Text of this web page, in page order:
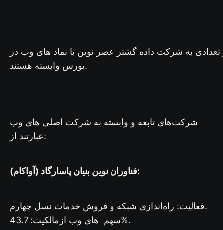
به شرکت داده گشتر عصر نوین با نماد های وب در
بورس وابسته هستند.
شرکت‌های تابعه و وابسته به شرکت اصلی های وب
عبارتند از:
فناوران نوین بنیان پاسارگاد (آواکام):
فعالیت: راه‌اندازی شبکه و فروش خدمات نسل چهارم.
سهم های وب ازمالکیت: 43.7%.